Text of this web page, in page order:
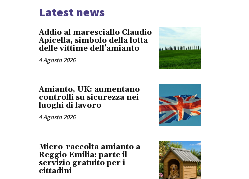
Latest news
Addio al maresciallo Claudio
Apicella, simbolo della lotta
delle vittime dell’amianto
4 Agosto 2026
Amianto, UK: aumentano
controlli su sicurezza nei
luoghi di lavoro
4 Agosto 2026
Micro-raccolta amianto a
Reggio Emilia: parte il
servizio gratuito per i
cittadini